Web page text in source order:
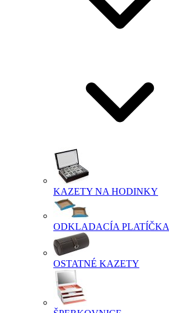
KAZETY NA HODINKY
ODKLADACÍA PLATÍČKA
OSTATNÉ KAZETY